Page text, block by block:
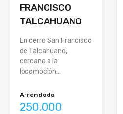
FRANCISCO
TALCAHUANO
En cerro San Francisco
de Talcahuano,
cercano a la
locomoción…
Arrendada
250.000